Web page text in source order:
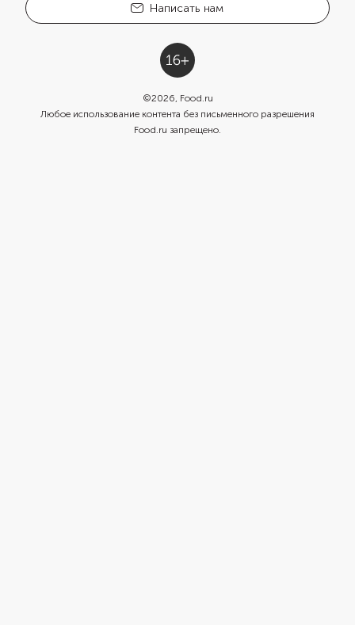
Написать нам
©2026, Food.ru
Любое использование контента без письменного разрешения
Food.ru запрещено.